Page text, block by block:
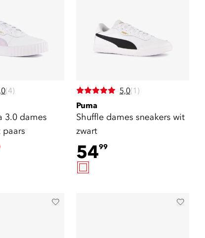
(4)
3.0 dames
paars
5,0(1)
Puma
Shuffle dames sneakers wit
zwart
5499